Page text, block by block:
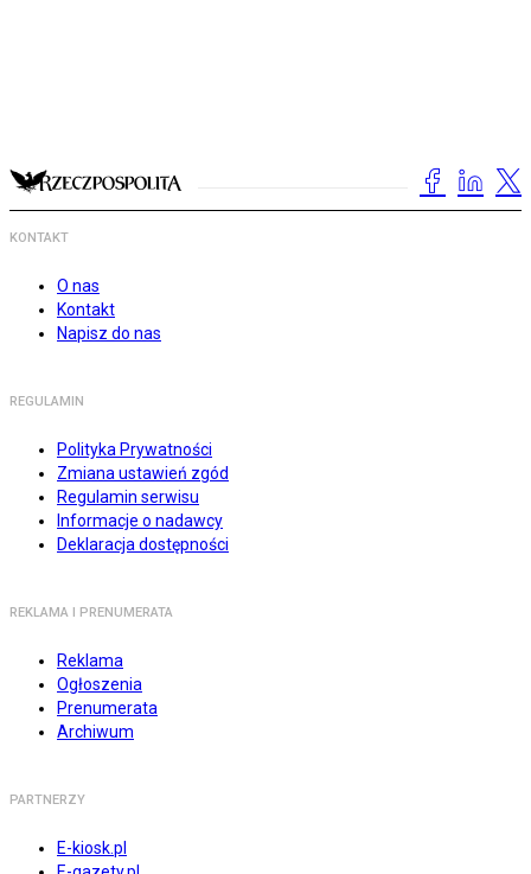
KONTAKT
O nas
Kontakt
Napisz do nas
REGULAMIN
Polityka Prywatności
Zmiana ustawień zgód
Regulamin serwisu
Informacje o nadawcy
Deklaracja dostępności
REKLAMA I PRENUMERATA
Reklama
Ogłoszenia
Prenumerata
Archiwum
PARTNERZY
E-kiosk.pl